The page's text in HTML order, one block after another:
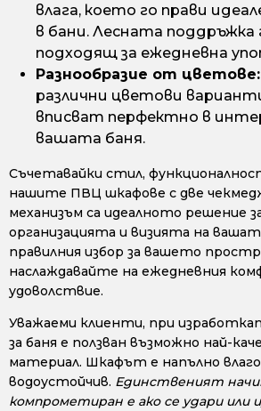
влага, което го прави
в бани. Лесната поддръжка
подходящ за ежедневна
Разнообразие от цветове:
различни цветови
вписват перфектно в
вашата баня.
Съчетавайки стил,
нашите ПВЦ шкафове с две
механизъм са идеалното решение
организацията и визията на
правилния избор за вашето
наслаждавайте на ежедневния
удоволствие.
Уважаеми клиенти, при
за баня е ползван възможно най-
материал. Шкафът е напълно
водоустойчив. Единственият
компрометиран е ако се удари или